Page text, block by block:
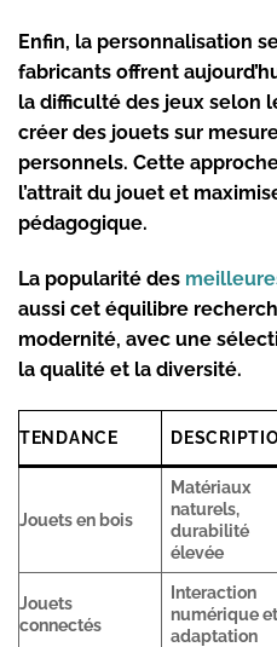
Enfin, la personnalisation
fabricants offrent
la difficulté des jeux selon
créer des jouets sur
personnels. Cette
l’attrait du jouet et
pédagogique.
La popularité des
aussi cet équilibre
modernité, avec une
la qualité et la diversité.
TENDANCE
Jouets en bois
Matériaux
naturels,
durabilité
élevée
Jouets
connectés
Interaction
numérique et
adaptation